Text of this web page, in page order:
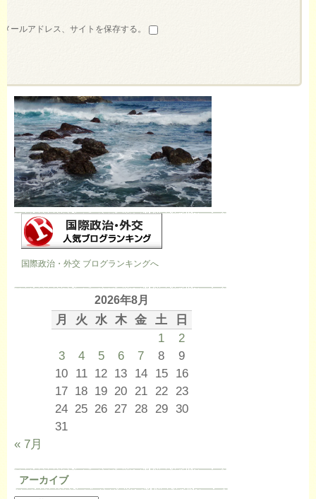
ールアドレス、サイトを保存する。
国際政治・外交 ブログランキングへ
2026年8月
月 火 水 木 金 土
日
1
2
3
4 5 6 7 8
9
10 11 12 13 14 15
16
17 18 19 20 21 22
23
24 25 26 27 28 29 30
31
« 7月
アーカイブ